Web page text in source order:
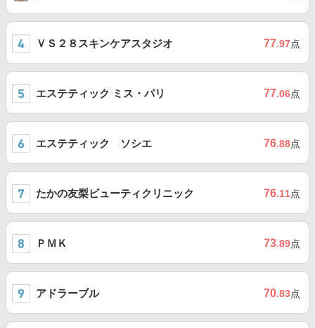
ＶＳ２８スキンケアスタジオ 77.97点
エステティック ミス・パリ 77.06点
エステティック ソシエ 76.88点
たかの友梨ビューティクリニック 76.11点
ＰＭＫ 73.89点
アドラーブル 70.83点